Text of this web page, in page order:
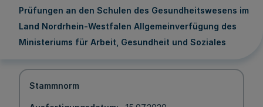
Prüfungen an den Schulen des Gesundheitswesens im
Land Nordrhein-Westfalen Allgemeinverfügung des
Ministeriums für Arbeit, Gesundheit und Soziales
Stammnorm